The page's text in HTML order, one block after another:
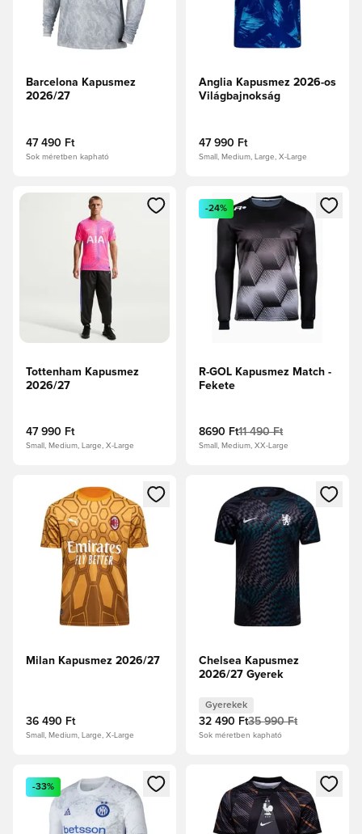
Barcelona Kapusmez
2026/27
47 490 Ft
Sok méretben kapható
Anglia Kapusmez 2026-os
Világbajnokság
47 990 Ft
Small, Medium, Large, X-Large
Megnyit egy modált a bejelentkezéshez vagy a tagként való
Tottenham Kapusmez
2026/27
47 990 Ft
Small, Medium, Large, X-Large
Megnyit egy modált a
-24%
R-GOL Kapusmez Match -
Fekete
8690 Ft11 490 Ft
Small, Medium, XX-Large
Megnyit egy modált a bejelentkezéshez vagy a tagként
Milan Kapusmez 2026/27
36 490 Ft
Small, Medium, Large, X-Large
Megnyit egy modált a
Chelsea Kapusmez
2026/27 Gyerek
Gyerekek
32 490 Ft35 990 Ft
Sok méretben kapható
Megnyit egy modált a bejelentkezéshez vagy a tagként
-33%
Megnyit egy modált a